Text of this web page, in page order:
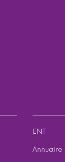
ENT
Annuaire